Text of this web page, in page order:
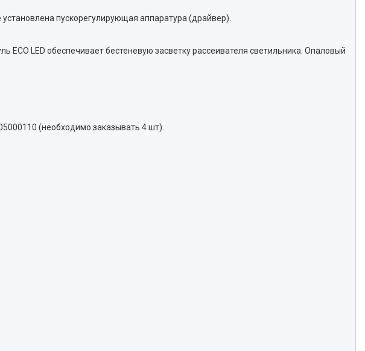
пускорегулирующая аппаратура (драйвер).
LED обеспечивает бестеневую засветку рассеивателя светильника. Опаловый
(необходимо заказывать 4 шт).